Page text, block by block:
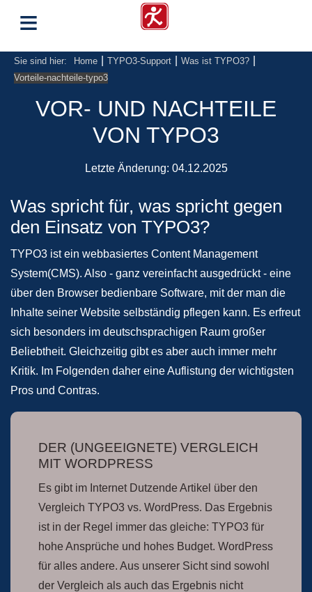
≡
Sie sind hier: Home TYPO3-Support Was ist TYPO3?
Vorteile-nachteile-typo3
VOR- UND NACHTEILE
VON TYPO3
Letzte Änderung: 04.12.2025
Was spricht für, was spricht gegen
den Einsatz von TYPO3?
TYPO3 ist ein webbasiertes Content Management
System(CMS). Also - ganz vereinfacht ausgedrückt - eine
über den Browser bedienbare Software, mit der man die
Inhalte seiner Website selbständig pflegen kann. Es erfreut
sich besonders im deutschsprachigen Raum großer
Beliebtheit. Gleichzeitig gibt es aber auch immer mehr
Kritik. Im Folgenden daher eine Auflistung der wichtigsten
Pros und Contras.
DER (UNGEEIGNETE) VERGLEICH
MIT WORDPRESS
Es gibt im Internet Dutzende Artikel über den
Vergleich TYPO3 vs. WordPress. Das Ergebnis
ist in der Regel immer das gleiche: TYPO3 für
hohe Ansprüche und hohes Budget. WordPress
für alles andere. Aus unserer Sicht sind sowohl
der Vergleich als auch das Ergebnis nicht